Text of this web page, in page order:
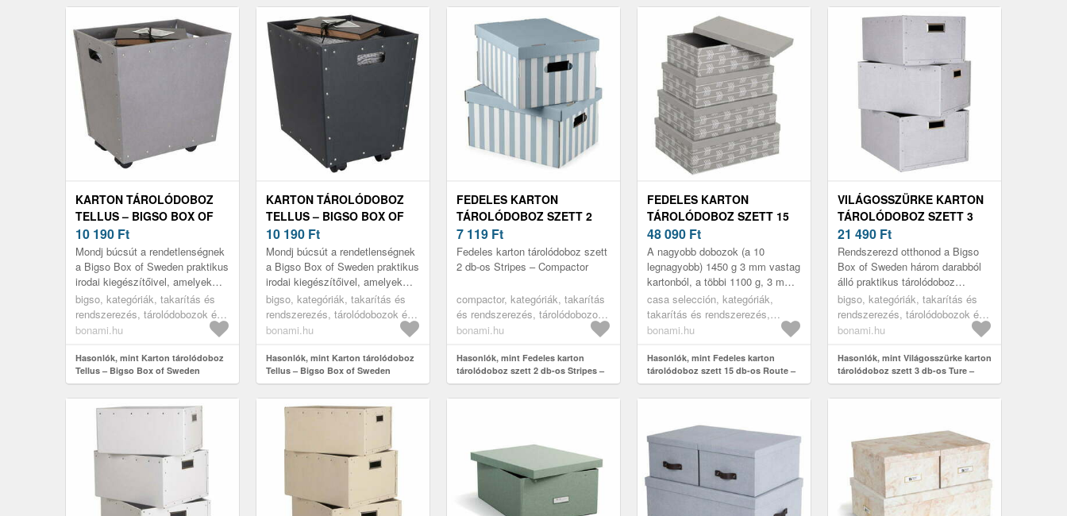
KARTON TÁROLÓDOBOZ
TELLUS – BIGSO BOX OF
SWEDEN
10 190 Ft
Mondj búcsút a rendetlenségnek
a Bigso Box of Sweden praktikus
irodai kiegészítőivel, amelyek
segítségével minden
dokumentumot rendezetten és
stílu...
bigso, kategóriák, takarítás és
rendszerezés, tárolódobozok és
rendszerezők, tárolódobozok
bonami.hu
Hasonlók, mint Karton tárolódoboz
Tellus – Bigso Box of Sweden
KARTON TÁROLÓDOBOZ
TELLUS – BIGSO BOX OF
SWEDEN
10 190 Ft
Mondj búcsút a rendetlenségnek
a Bigso Box of Sweden praktikus
irodai kiegészítőivel, amelyek
segítségével minden
dokumentumot rendezetten és
stílu...
bigso, kategóriák, takarítás és
rendszerezés, tárolódobozok és
rendszerezők, tárolódobozok
bonami.hu
Hasonlók, mint Karton tárolódoboz
Tellus – Bigso Box of Sweden
FEDELES KARTON
TÁROLÓDOBOZ SZETT 2
DB-OS STRIPES –
COMPACTOR
7 119 Ft
Fedeles karton tárolódoboz szett
2 db-os Stripes – Compactor
compactor, kategóriák, takarítás
és rendszerezés, tárolódobozok
és rendszerezők, tárolódobozok
bonami.hu
Hasonlók, mint Fedeles karton
tárolódoboz szett 2 db-os Stripes –
Compactor
FEDELES KARTON
TÁROLÓDOBOZ SZETT 15
DB-OS ROUTE – CASA
SELECCIÓN
48 090 Ft
A nagyobb dobozok (a 10
legnagyobb) 1450 g 3 mm vastag
kartonból, a többi 1100 g, 3 mm
vastag kartonból áll. Belül 80 g,
kívül 105 g papírral vanna...
casa selección, kategóriák,
takarítás és rendszerezés,
tárolódobozok és rendszerezők,
bonami.hu
Hasonlók, mint Fedeles karton
tárolódoboz szett 15 db-os Route –
Casa Selección
VILÁGOSSZÜRKE KARTON
TÁROLÓDOBOZ SZETT 3
DB-OS TURE – BIGSO BOX
OF SWEDEN
21 490 Ft
Rendszerezd otthonod a Bigso
Box of Sweden három darabból
álló praktikus tárolódoboz
szettjével! A dobozok egymásra
helyezhetők, így helyet takarít...
bigso, kategóriák, takarítás és
rendszerezés, tárolódobozok és
rendszerezők, tárolódobozok
bonami.hu
Hasonlók, mint Világosszürke karton
tárolódoboz szett 3 db-os Ture –
Bigso Box of Sweden